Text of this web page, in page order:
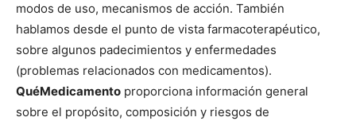
modos de uso, mecanismos de acción. También
hablamos desde el punto de vista farmacoterapéutico,
sobre algunos padecimientos y enfermedades
(problemas relacionados con medicamentos).
QuéMedicamento proporciona información general
sobre el propósito, composición y riesgos de